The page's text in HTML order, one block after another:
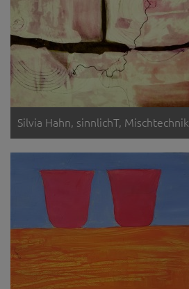
Silvia Hahn, sinnlichT, Mischtechnik